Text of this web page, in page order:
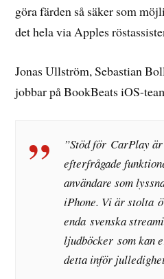
göra färden så säker som
det hela via Apples
Jonas Ullström, Sebastian
jobbar på BookBeats iOS-
”Stöd för CarPlay
efterfrågade
användare som
iPhone. Vi är stolta
enda svenska
ljudböcker som kan
detta inför